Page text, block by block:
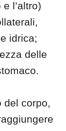
l’altro)
idrica;
delle
del corpo,